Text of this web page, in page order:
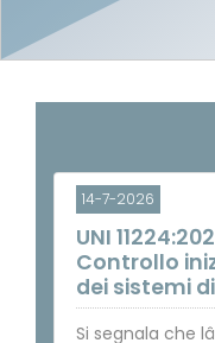
14-7-2026
UNI
Controllo
dei sistemi
Si segnala che